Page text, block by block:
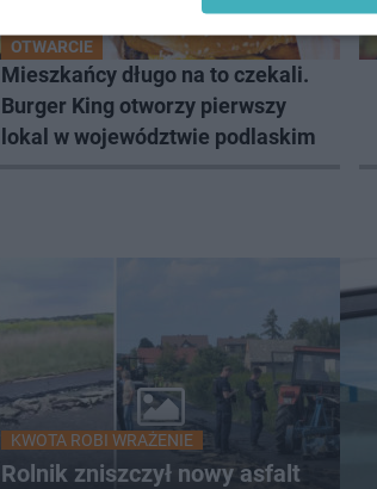
OTWARCIE
Mieszkańcy długo na to czekali.
Burger King otworzy pierwszy
lokal w województwie podlaskim
KWOTA ROBI WRAŻENIE
Rolnik zniszczył nowy asfalt